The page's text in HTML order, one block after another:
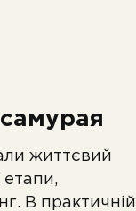
життєвий
етапи,
В практичній